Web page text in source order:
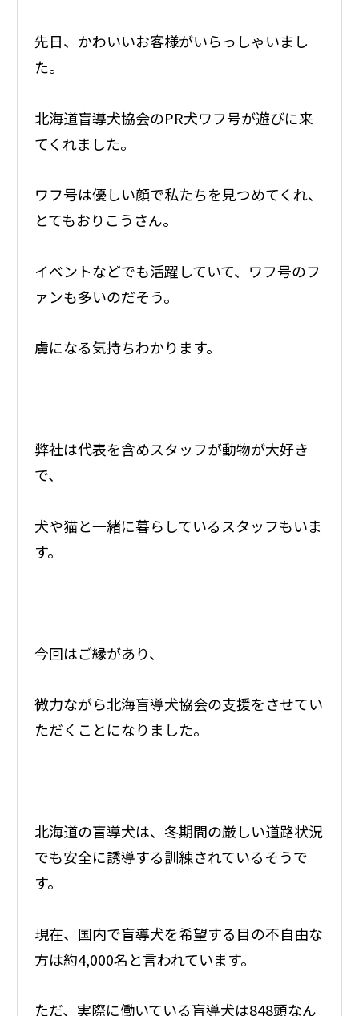
先日、かわいいお客様がいらっしゃいまし
た。
北海道盲導犬協会のPR犬ワフ号が遊びに来
てくれました。
ワフ号は優しい顔で私たちを見つめてくれ、
とてもおりこうさん。
イベントなどでも活躍していて、ワフ号のフ
ァンも多いのだそう。
虜になる気持ちわかります。
弊社は代表を含めスタッフが動物が大好き
で、
犬や猫と一緒に暮らしているスタッフもいま
す。
今回はご縁があり、
微力ながら北海盲導犬協会の支援をさせてい
ただくことになりました。
北海道の盲導犬は、冬期間の厳しい道路状況
でも安全に誘導する訓練されているそうで
す。
現在、国内で盲導犬を希望する目の不自由な
方は約4,000名と言われています。
ただ、実際に働いている盲導犬は848頭なん